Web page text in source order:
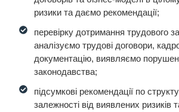
ризики та даємо рекомендації;
перевірку дотримання трудового
аналізуємо трудові договори,
документацію, виявляємо
законодавства;
підсумкові рекомендації по
залежності від виявлених ризиків